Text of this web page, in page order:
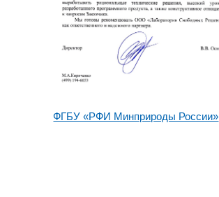
ФГБУ «РФИ Минприроды России»